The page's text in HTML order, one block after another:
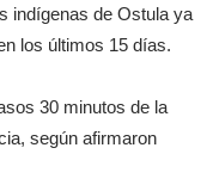
indígenas de Ostula ya
los últimos 15 días.
30 minutos de la
según afirmaron